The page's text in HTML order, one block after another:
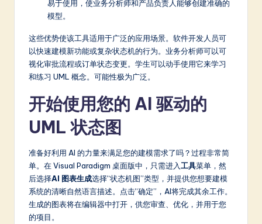
易于使用，使业务分析师和产品负责人能够创建准确的
模型。
这些优势使该工具适用于广泛的应用场景。软件开发人员可
以快速建模新功能或复杂状态机的行为。业务分析师可以可
视化审批流程或订单状态变更。学生可以动手使用它来学习
和练习 UML 概念。可能性极为广泛。
开始使用您的 AI 驱动的
UML 状态图
准备好利用 AI 的力量来满足您的建模需求了吗？过程非常简
单。在 Visual Paradigm 桌面版中，只需进入工具菜单，然
后选择AI 图表生成选择“状态机图”类型，并提供您想要建模
系统的清晰自然语言描述。点击“确定”，AI将完成其余工作。
生成的图表将在编辑器中打开，供您审查、优化，并用于您
的项目。